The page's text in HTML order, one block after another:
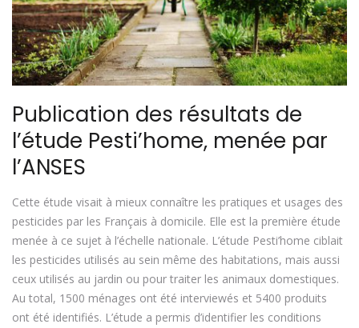
Publication des résultats de
l’étude Pesti’home, menée par
l’ANSES
Cette étude visait à mieux connaître les pratiques et usages des
pesticides par les Français à domicile. Elle est la première étude
menée à ce sujet à l’échelle nationale. L’étude Pesti’home ciblait
les pesticides utilisés au sein même des habitations, mais aussi
ceux utilisés au jardin ou pour traiter les animaux domestiques.
Au total, 1500 ménages ont été interviewés et 5400 produits
ont été identifiés. L’étude a permis d’identifier les conditions